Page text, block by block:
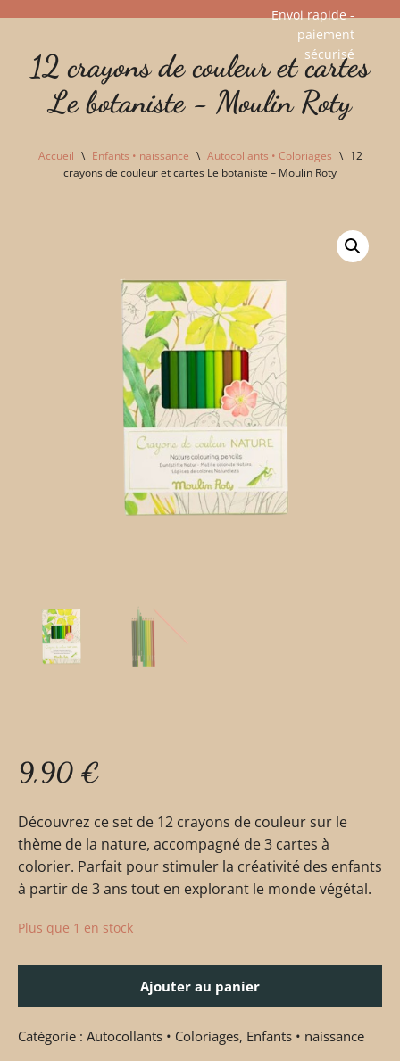
contenu
Envoi rapide -
paiement
sécurisé​
12 crayons de couleur et cartes
Le botaniste - Moulin Roty
Accueil \ Enfants • naissance \ Autocollants • Coloriages \ 12
crayons de couleur et cartes Le botaniste – Moulin Roty
9,90 €
Découvrez ce set de 12 crayons de couleur sur le
thème de la nature, accompagné de 3 cartes à
colorier. Parfait pour stimuler la créativité des enfants
à partir de 3 ans tout en explorant le monde végétal.
Plus que 1 en stock
Ajouter au panier
Catégorie : Autocollants • Coloriages, Enfants • naissance